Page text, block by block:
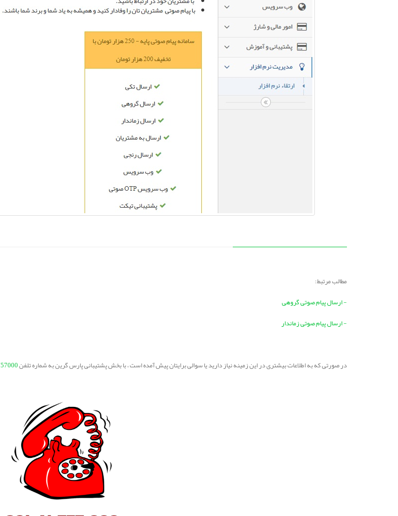
مطالب مرتبط:
- ارسال پیام صوتی گروهی
- ارسال پیام صوتی زماندار
در صورتی که به اطلاعات بیشتری در این زمینه نیاز دارید یا سوالی برایتان پیش آمده است ، با بخش پشتیبانی پارس گرین به شماره تلفن